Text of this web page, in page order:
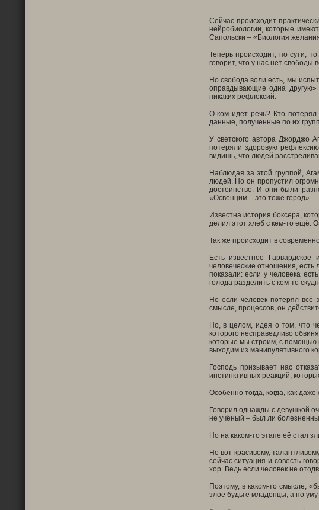
Сейчас происходит
нейробиологии, которые
Сапольски – «Биология
Теперь происходит, по сути,
говорит, что у нас нет свободы
Но свобода воли есть, мы
оправдывающие одна
никаких рефлексий.
О ком идёт речь? Кто потерял
данные, полученные по их
У светского автора Джорджо
потеряли здоровую
видишь, что людей
Наблюдая за этой группой,
людей. Но он пропустил
достоинство. И они были
«Освенцим – это тоже город».
Известна история боксера,
делил этот хлеб с кем-то ещё.
Так же происходит в
Есть известное
человеческие отношения,
показали: если у человека
голода разделить с кем-то
Но если человек потерял всё
смысле, процессов, он
Но, в целом, идея о том, что
которого несправедливо
которые мы строим, с помощью
выходим из манипулятивного
Господь призывает нас
инстинктивных реакций,
Особенно тогда, когда, как
Говорил однажды с девушкой
не учёный – был ли
Но на каком-то этапе её стал
Но вот красивому,
сейчас ситуация и совесть
хор. Ведь если человек не
Поэтому, в каком-то смысле,
злое будьте младенцы, а по